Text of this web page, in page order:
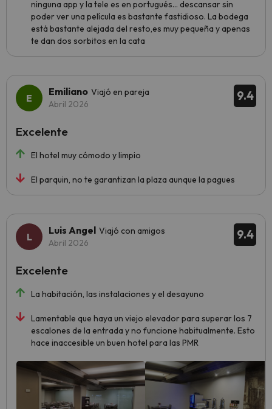
ninguna app y la tele es en portugués... descansar sin
poder ver una película es bastante fastidioso. La bodega
está bastante alejada del resto,es muy pequeña y apenas
te dan dos sorbitos en la cata
9.4
Emiliano Viajó en pareja
Abril 2026
El hotel muy cómodo y limpio
El parquin, no te garantizan la plaza aunque la pagues
Excelente
9.4
Luis Angel Viajó con amigos
Abril 2026
La habitación, las instalaciones y el desayuno
Lamentable que haya un viejo elevador para superar los 7
escalones de la entrada y no funcione habitualmente. Esto
hace inaccesible un buen hotel para las PMR
Excelente